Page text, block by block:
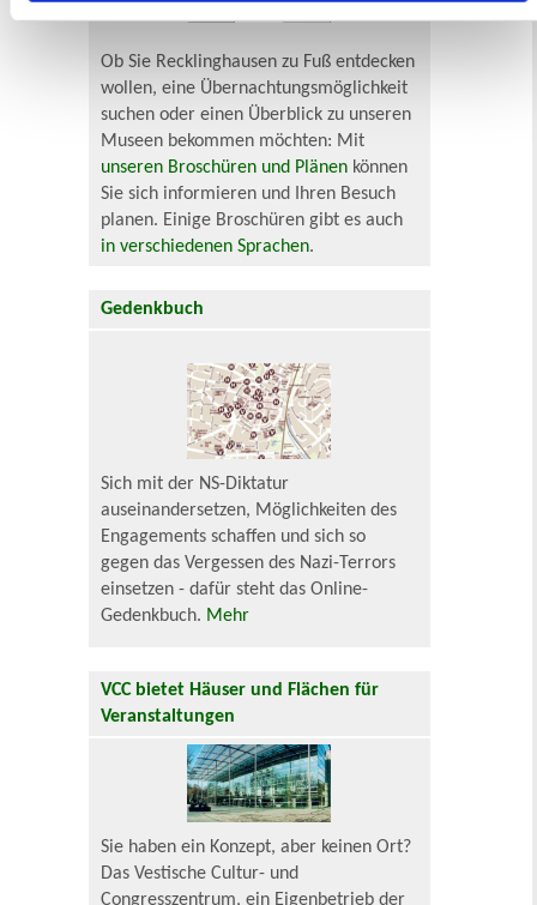
Ob Sie Recklinghausen zu Fuß entdecken
wollen, eine Übernachtungsmöglichkeit
suchen oder einen Überblick zu unseren
Museen bekommen möchten: Mit
unseren Broschüren und Plänen können
Sie sich informieren und Ihren Besuch
planen. Einige Broschüren gibt es auch
in verschiedenen Sprachen.
Gedenkbuch
Sich mit der NS-Diktatur
auseinandersetzen, Möglichkeiten des
Engagements schaffen und sich so
gegen das Vergessen des Nazi-Terrors
einsetzen - dafür steht das Online-
Gedenkbuch. Mehr
VCC bietet Häuser und Flächen für
Veranstaltungen
Sie haben ein Konzept, aber keinen Ort?
Das Vestische Cultur- und
Congresszentrum, ein Eigenbetrieb der